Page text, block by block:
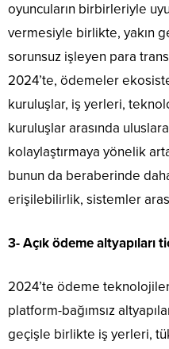
oyuncuların birbirleriyle
vermesiyle birlikte, yakın
sorunsuz işleyen para
2024’te, ödemeler
kuruluşlar, iş yerleri,
kuruluşlar arasında
kolaylaştırmaya yönelik
bunun da beraberinde
erişilebilirlik, sistemler
3- Açık ödeme altyapıları
2024’te ödeme
platform-bağımsız
geçişle birlikte iş yerleri,